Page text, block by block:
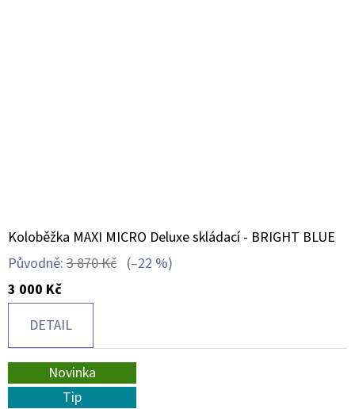
Koloběžka MAXI MICRO Deluxe skládací - BRIGHT BLUE
Původně: 3 870 Kč (–22 %)
3 000 Kč
DETAIL
Novinka
Tip